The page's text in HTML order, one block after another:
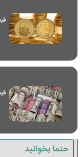
حتما بخوانید